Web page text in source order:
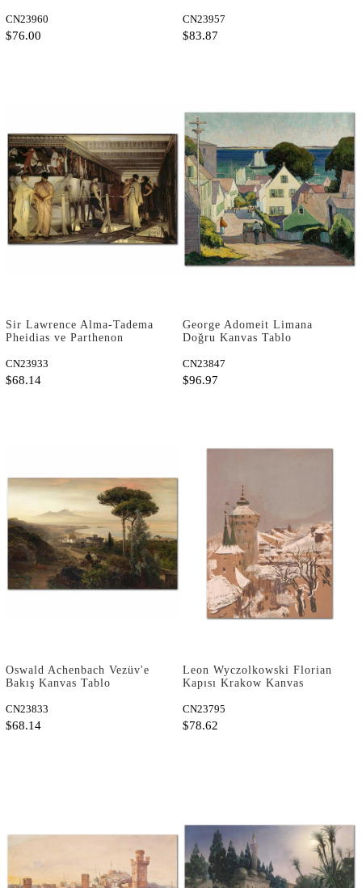
CN23960
$76.00
CN23957
$83.87
Sir Lawrence Alma-Tadema
Pheidias ve Parthenon
CN23933
$68.14
George Adomeit Limana
Doğru Kanvas Tablo
CN23847
$96.97
Oswald Achenbach Vezüv'e
Bakış Kanvas Tablo
CN23833
$68.14
Leon Wyczolkowski Florian
Kapısı Krakow Kanvas
CN23795
$78.62